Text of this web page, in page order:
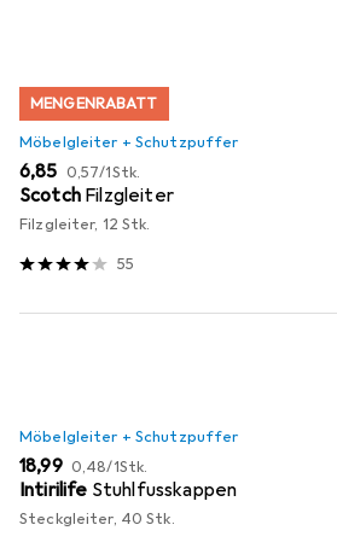
MENGENRABATT
Möbelgleiter + Schutzpuffer
EUR
6,85 EUR
0,57/1Stk.
Scotch Filzgleiter
Filzgleiter, 12 Stk.
55
Möbelgleiter + Schutzpuffer
EUR
18,99 EUR
0,48/1Stk.
Intirilife Stuhlfusskappen
Steckgleiter, 40 Stk.